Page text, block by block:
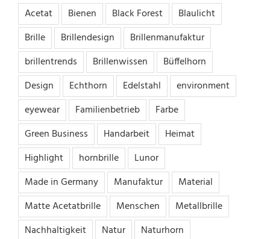
Acetat Bienen Black Forest
Blaulicht
Brille
Brillendesign
Brillenmanufaktur
brillentrends
Brillenwissen
Büffelhorn
Design
Echthorn Edelstahl
environment
eyewear
Familienbetrieb
Farbe
Green Business
Handarbeit
Heimat
Highlight
hornbrille
Lunor
Made in Germany
Manufaktur
Material
Matte Acetatbrille
Menschen
Metallbrille
Nachhaltigkeit
Natur
Naturhorn